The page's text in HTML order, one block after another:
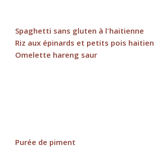
Spaghetti sans gluten à l'haitienne
Riz aux épinards et petits pois haitien
Omelette hareng saur
Purée de piment